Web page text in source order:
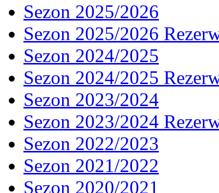
Sezon 2025/2026
Sezon 2025/2026
Sezon 2024/2025
Sezon 2024/2025
Sezon 2023/2024
Sezon 2023/2024
Sezon 2022/2023
Sezon 2021/2022
Sezon 2020/2021